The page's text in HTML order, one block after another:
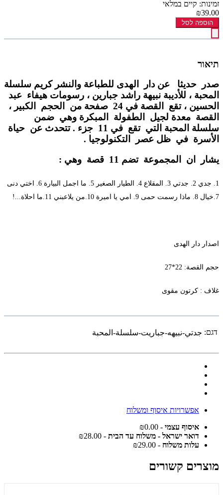
זמינות: קיים במלאי
₪39.00
הוספה לסל
תיאור
صدر حديثا عن دار الهدى للطباعة والنشر كريم سلسلة
المحبة ، للأديبة نبيهة راشد جبارين ، رسومات هيفاء عبد
الحسين ، تقع القصة في 24 صفحة من الحجم الكبير ،
القصة معدة لجيل الطفولة المبكرة وهي ضمن
سلسلة المحبة التي تقع في 11 جزء . تتحدث عن حياة
الأسرة في ظل عصر التكنولوجيا .
يشار ان المجموعة تضم 11 قصة وهي :
1. جدي 2. جدتي 3. المقلاع 4. الطيار الصغير 5. ما اجمل البيارة 6. اختي دنى
7.خيال 8. ماذا رسمت حمى 9. امي يا اميرة 10.من يلاعبني 11.ما احلاة...!
اصدار دار الهدى
حجم القصة: 22*27
غلاف : كرتون مقوى
דגם: جدتي-نبيهه-جباريت-سلسلة-المحبة
אפשרויות איסוף ומשלוח
איסוף עצמי - ₪0.00
דואר ישראל - משלוח עד הבית - ₪28.00
עלות משלוח - ₪29.00
מוצרים קשורים